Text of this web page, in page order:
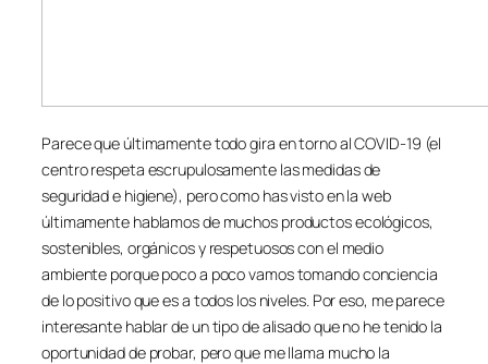
Parece que últimamente todo gira en torno al COVID-19 (el
centro respeta escrupulosamente las medidas de
seguridad e higiene), pero como has visto en la web
últimamente hablamos de muchos productos ecológicos,
sostenibles, orgánicos y respetuosos con el medio
ambiente porque poco a poco vamos tomando conciencia
de lo positivo que es a todos los niveles. Por eso, me parece
interesante hablar de un tipo de alisado que no he tenido la
oportunidad de probar, pero que me llama mucho la